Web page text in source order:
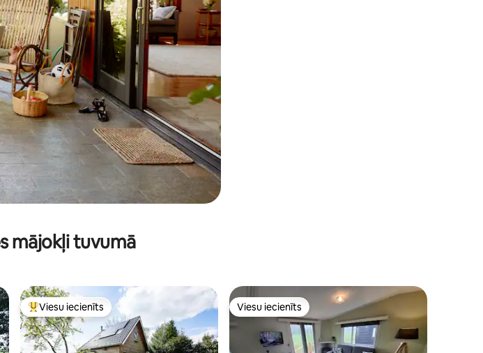
mājokļi tuvumā
Populārs viesu iecienīts mājoklis
Viesu iecienīts Viesu iecienīts
Viesu iecienīts